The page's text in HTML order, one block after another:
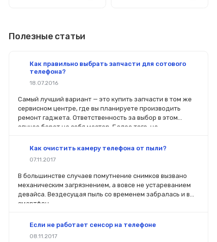
Полезные статьи
Как правильно выбрать запчасти для сотового
телефона?
18.07.2016
Самый лучший вариант — это купить запчасти в том же
сервисном центре, где вы планируете производить
ремонт гаджета. Ответственность за выбор в этом
случае берет на себя мастер. Более того, на
вы планируете делать ремонт самостоятельно, то выбор
перед покупкой нового модуля старый был в руках. Так
легче сориентироваться в разъемах, элементах
крепления, электрических параметрах и прочих
характеристиках.
Как очистить камеру телефона от пыли?
07.11.2017
В большинстве случаев помутнение снимков вызвано
механическим загрязнением, а вовсе не устареванием
девайса. Вездесущая пыль со временем забралась и в
смартфон.
Если не работает сенсор на телефоне
08.11.2017